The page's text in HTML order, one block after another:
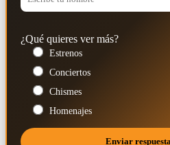
¿Qué quieres ver más?
Estrenos
Conciertos
Chismes
Homenajes